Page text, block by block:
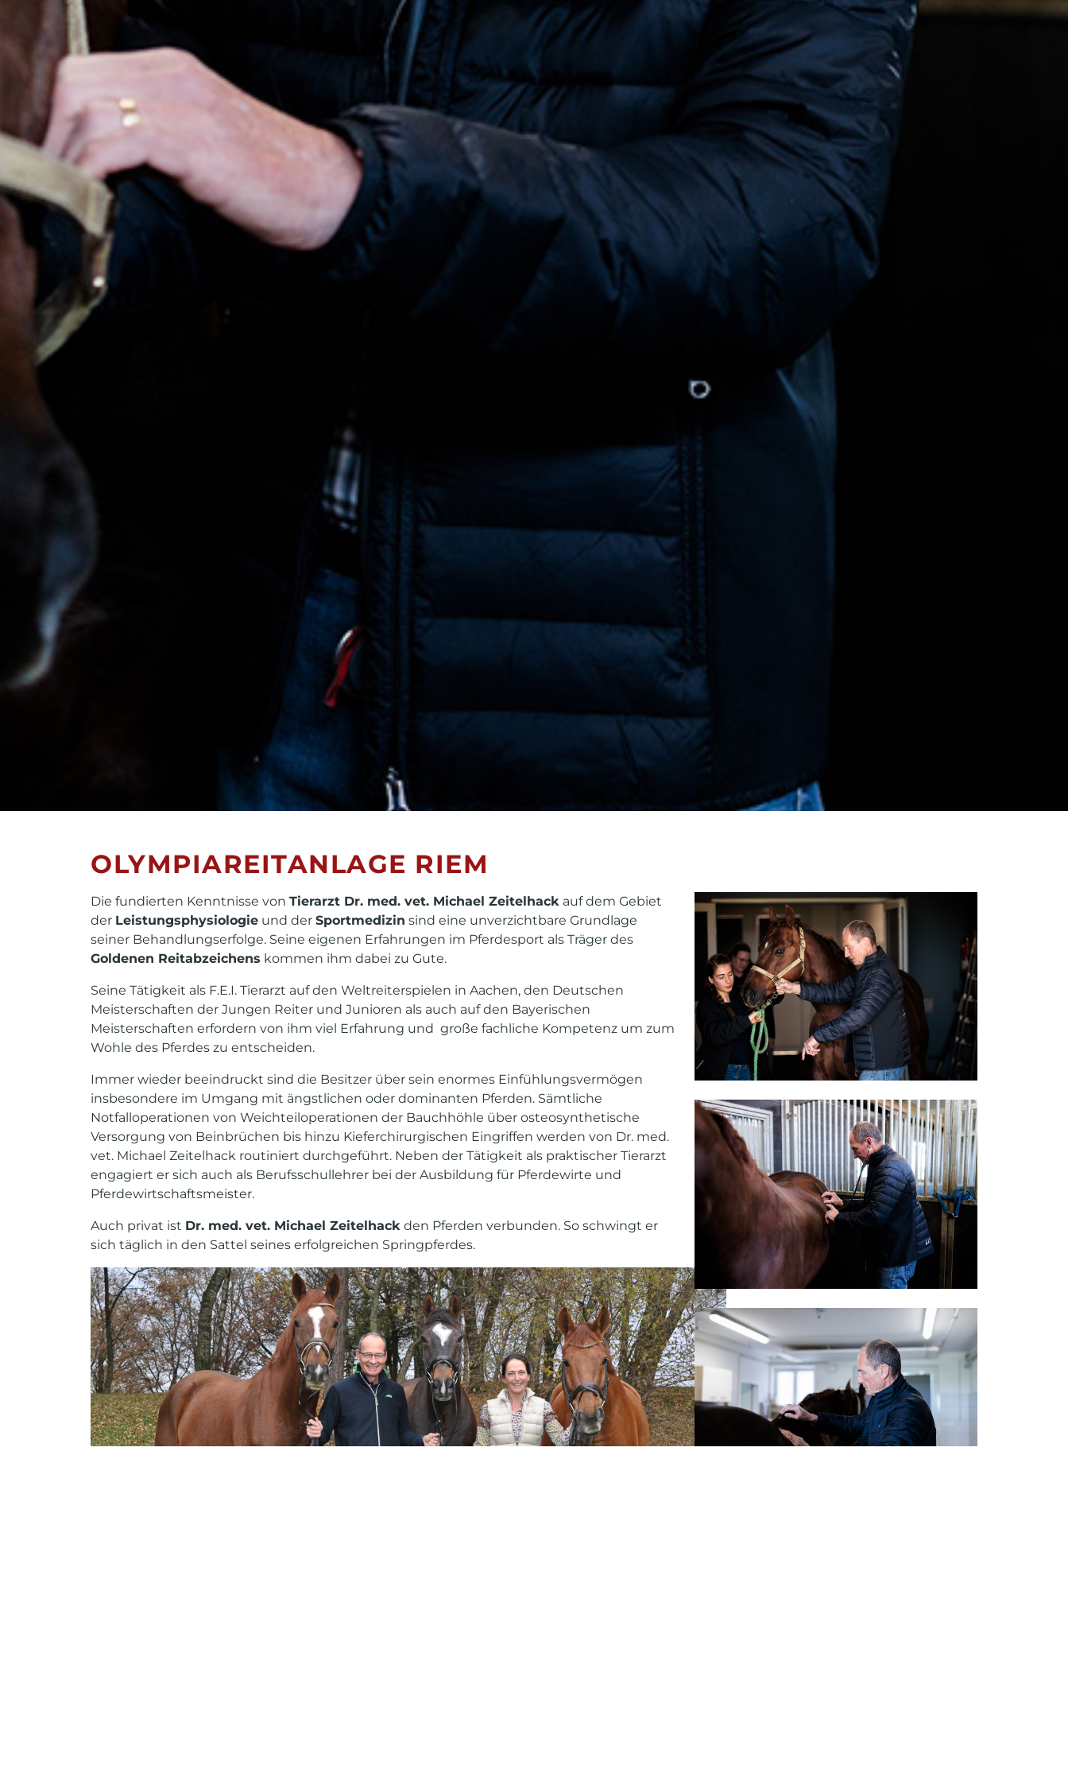
OLYMPIAREITANLAGE RIEM
Die fundierten Kenntnisse von Tierarzt Dr. med. vet. Michael Zeitelhack auf dem Gebiet
der Leistungsphysiologie und der Sportmedizin sind eine unverzichtbare Grundlage
seiner Behandlungserfolge. Seine eigenen Erfahrungen im Pferdesport als Träger des
Goldenen Reitabzeichens kommen ihm dabei zu Gute.
Seine Tätigkeit als F.E.I. Tierarzt auf den Weltreiterspielen in Aachen, den Deutschen
Meisterschaften der Jungen Reiter und Junioren als auch auf den Bayerischen
Meisterschaften erfordern von ihm viel Erfahrung und große fachliche Kompetenz um zum
Wohle des Pferdes zu entscheiden.
Immer wieder beeindruckt sind die Besitzer über sein enormes Einfühlungsvermögen
insbesondere im Umgang mit ängstlichen oder dominanten Pferden. Sämtliche
Notfalloperationen von Weichteiloperationen der Bauchhöhle über osteosynthetische
Versorgung von Beinbrüchen bis hinzu Kieferchirurgischen Eingriffen werden von Dr. med.
vet. Michael Zeitelhack routiniert durchgeführt. Neben der Tätigkeit als praktischer Tierarzt
engagiert er sich auch als Berufsschullehrer bei der Ausbildung für Pferdewirte und
Pferdewirtschaftsmeister.
Auch privat ist Dr. med. vet. Michael Zeitelhack den Pferden verbunden. So schwingt er
sich täglich in den Sattel seines erfolgreichen Springpferdes.